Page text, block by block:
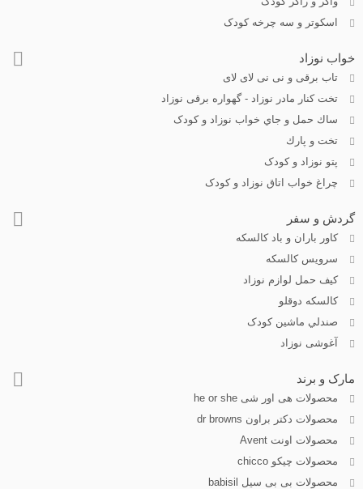
اسکوتر و سه چرخه کودک
خواب نوزاد
تاب برقی و نی نی لای لای
تخت كنار مادر نوزاد - گهواره برقی نوزاد
ساك حمل و جاي خواب نوزاد و کودک
تخت و پارك
پتو نوزاد و کودک
چراغ خواب اتاق نوزاد و کودک
گردش و سفر
کاور باران و باد کالسکه
سرويس كالسكه
كيف حمل لوازم نوزاد
كالسكه دوقلو
صندلي ماشين کودک
آغوشی نوزاد
مارک و برند
محصولات هی اور شی he or she
محصولات دکتر براون dr browns
محصولات اونت Avent
محصولات چیکو chicco
محصولات بی بی سیل babisil